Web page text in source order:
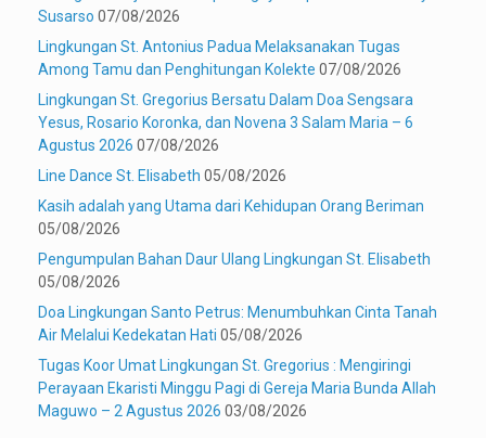
Susarso 07/08/2026
Lingkungan St. Antonius Padua Melaksanakan Tugas
Among Tamu dan Penghitungan Kolekte 07/08/2026
Lingkungan St. Gregorius Bersatu Dalam Doa Sengsara
Yesus, Rosario Koronka, dan Novena 3 Salam Maria – 6
Agustus 2026 07/08/2026
Line Dance St. Elisabeth 05/08/2026
Kasih adalah yang Utama dari Kehidupan Orang Beriman
05/08/2026
Pengumpulan Bahan Daur Ulang Lingkungan St. Elisabeth
05/08/2026
Doa Lingkungan Santo Petrus: Menumbuhkan Cinta Tanah
Air Melalui Kedekatan Hati 05/08/2026
Tugas Koor Umat Lingkungan St. Gregorius : Mengiringi
Perayaan Ekaristi Minggu Pagi di Gereja Maria Bunda Allah
Maguwo – 2 Agustus 2026 03/08/2026